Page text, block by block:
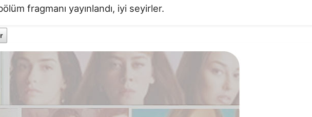
fragmanı yayınlandı, iyi seyirler.